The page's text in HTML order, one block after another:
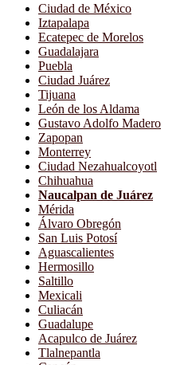
Ciudad de México
Iztapalapa
Ecatepec de Morelos
Guadalajara
Puebla
Ciudad Juárez
Tijuana
León de los Aldama
Gustavo Adolfo Madero
Zapopan
Monterrey
Ciudad Nezahualcoyotl
Chihuahua
Naucalpan de Juárez
Mérida
Álvaro Obregón
San Luis Potosí
Aguascalientes
Hermosillo
Saltillo
Mexicali
Culiacán
Guadalupe
Acapulco de Juárez
Tlalnepantla